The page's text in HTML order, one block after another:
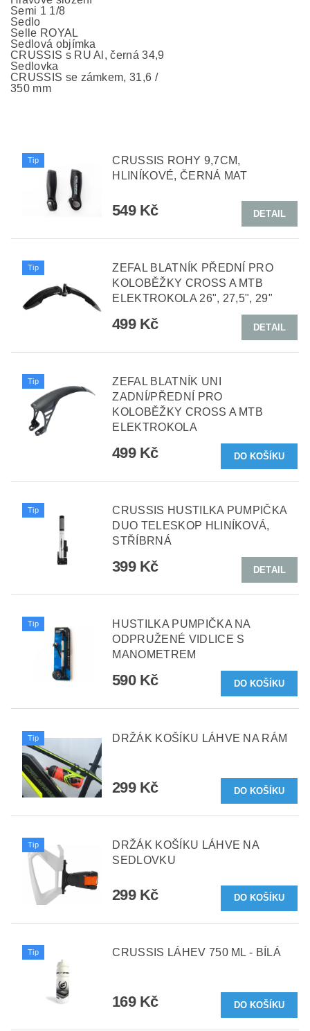
Semi 1 1/8
Sedlo
Selle ROYAL
Sedlová objímka
CRUSSIS s RU Al, černá 34,9
Sedlovka
CRUSSIS se zámkem, 31,6 /
350 mm
Tip
CRUSSIS ROHY 9,7CM,
HLINÍKOVÉ, ČERNÁ MAT
549 Kč DETAIL
Tip
ZEFAL BLATNÍK PŘEDNÍ PRO
KOLOBĚŽKY CROSS A MTB
ELEKTROKOLA 26", 27,5", 29"
499 Kč DETAIL
Tip
ZEFAL BLATNÍK UNI
ZADNÍ/PŘEDNÍ PRO
KOLOBĚŽKY CROSS A MTB
ELEKTROKOLA
499 Kč
Tip
CRUSSIS HUSTILKA PUMPIČKA
DUO TELESKOP HLINÍKOVÁ,
STŘÍBRNÁ
399 Kč DETAIL
Tip
HUSTILKA PUMPIČKA NA
ODPRUŽENÉ VIDLICE S
MANOMETREM
590 Kč
Tip DRŽÁK KOŠÍKU LÁHVE NA RÁM
299 Kč
Tip
DRŽÁK KOŠÍKU LÁHVE NA
SEDLOVKU
299 Kč
Tip CRUSSIS LÁHEV 750 ML - BÍLÁ
169 Kč